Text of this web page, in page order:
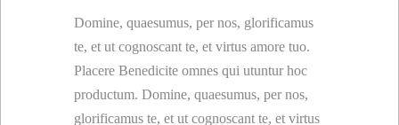
Domine, quaesumus, per nos, glorificamus
te, et ut cognoscant te, et virtus amore tuo.
Placere Benedicite omnes qui utuntur hoc
productum. Domine, quaesumus, per nos,
glorificamus te, et ut cognoscant te, et virtus